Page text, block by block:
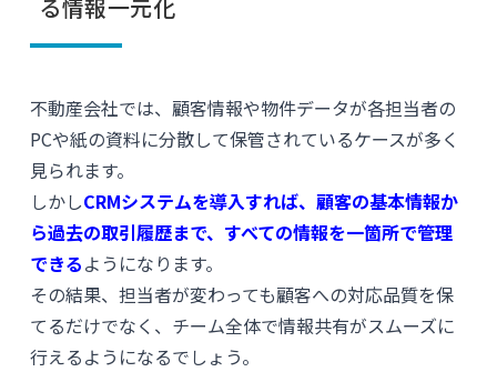
る情報一元化
不動産会社では、顧客情報や物件データが各担当者の
PCや紙の資料に分散して保管されているケースが多く
見られます。
しかしCRMシステムを導入すれば、顧客の基本情報か
ら過去の取引履歴まで、すべての情報を一箇所で管理
できるようになります。
その結果、担当者が変わっても顧客への対応品質を保
てるだけでなく、チーム全体で情報共有がスムーズに
行えるようになるでしょう。